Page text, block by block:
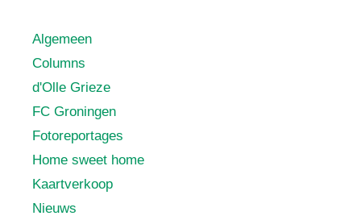
Algemeen
Columns
d'Olle Grieze
FC Groningen
Fotoreportages
Home sweet home
Kaartverkoop
Nieuws